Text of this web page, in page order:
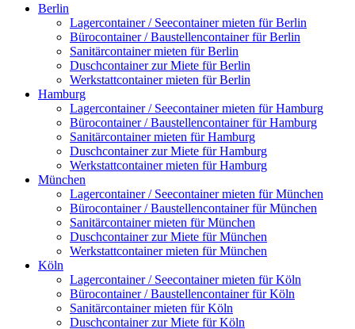
Berlin
Lagercontainer / Seecontainer mieten für Berlin
Bürocontainer / Baustellencontainer für Berlin
Sanitärcontainer mieten für Berlin
Duschcontainer zur Miete für Berlin
Werkstattcontainer mieten für Berlin
Hamburg
Lagercontainer / Seecontainer mieten für Hamburg
Bürocontainer / Baustellencontainer für Hamburg
Sanitärcontainer mieten für Hamburg
Duschcontainer zur Miete für Hamburg
Werkstattcontainer mieten für Hamburg
München
Lagercontainer / Seecontainer mieten für München
Bürocontainer / Baustellencontainer für München
Sanitärcontainer mieten für München
Duschcontainer zur Miete für München
Werkstattcontainer mieten für München
Köln
Lagercontainer / Seecontainer mieten für Köln
Bürocontainer / Baustellencontainer für Köln
Sanitärcontainer mieten für Köln
Duschcontainer zur Miete für Köln